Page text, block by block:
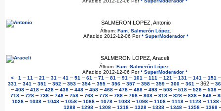
SALMERON LOPEZ, Antonio
Álbum: Fam. Salmerón López.
Añadido 2012-12-06 Por* SuperModerador *
SALMERON LOPEZ, Araceli
Álbum: Fam. Salmerón López
Añadido 2012-12-06 Por* SuperModerador *
<
1 – 11 – 21 – 31 – 41 – 51 – 61 – 71 – 81 – 91 – 101 – 111 – 121 – 131 – 141 – 151
331 – 341 – 351 – 352 – 353 – 354 – 355 – 356 – 357 – 358 – 359 – 360 – 361 – 362 –
– 408 – 418 – 428 – 438 – 448 – 458 – 468 – 478 – 488 – 498 – 508 – 518 – 528 – 538
718– 728– 738– 748– 758– 768– 778– 788– 798– 808– 818– 828– 838– 848–
1028– 1038– 1048– 1058– 1068– 1078– 1088– 1098– 1108– 1118– 1128– 1138
1288– 1298– 1308– 1318– 1328– 1338– 1348– 1358– 1368